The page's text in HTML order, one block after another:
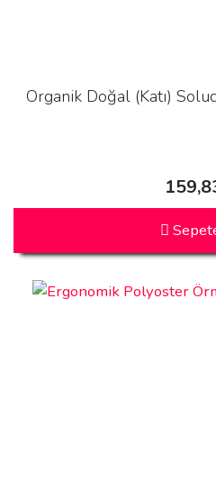
Organik Doğal (Katı)